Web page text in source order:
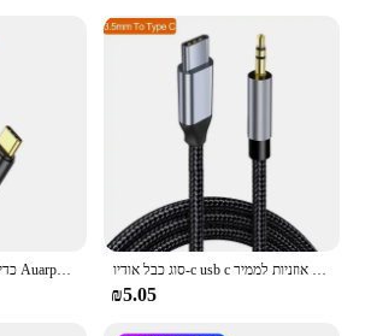
Baseus סוג c כדי 3.5 מ מ "מ Auarphone כבל מתאם אוזניות 3.5 ג 'ק כבל אודיו עבור huawei p20 xiaomi mi 10 סוג כבל אודיו-c usb c ל-3.5 מ "מ ג שקע באוטו מתאם אוזניות לממיר xiaomi huawei סוג-c USB
₪5.05